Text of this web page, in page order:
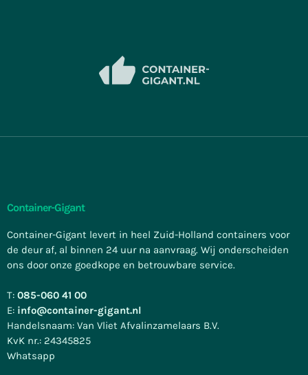
Container-Gigant
Container-Gigant levert in heel Zuid-Holland containers voor
de deur af, al binnen 24 uur na aanvraag. Wij onderscheiden
ons door onze goedkope en betrouwbare service.
T: 085-060 41 00
E: info@container-gigant.nl
Handelsnaam: Van Vliet Afvalinzamelaars B.V.
KvK nr.: 24345825
Whatsapp